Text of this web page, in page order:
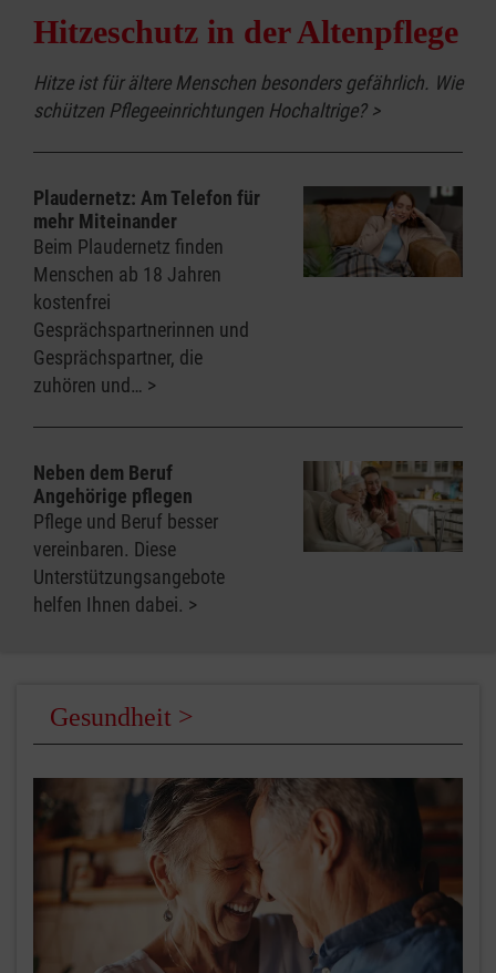
Hitzeschutz in der Altenpflege
Hitze ist für ältere Menschen besonders gefährlich. Wie
schützen Pflegeeinrichtungen Hochaltrige?
Plaudernetz: Am Telefon für
mehr Miteinander
Beim Plaudernetz finden
Menschen ab 18 Jahren
kostenfrei
Gesprächspartnerinnen und
Gesprächspartner, die
zuhören und…
Neben dem Beruf
Angehörige pflegen
Pflege und Beruf besser
vereinbaren. Diese
Unterstützungsangebote
helfen Ihnen dabei.
Gesundheit